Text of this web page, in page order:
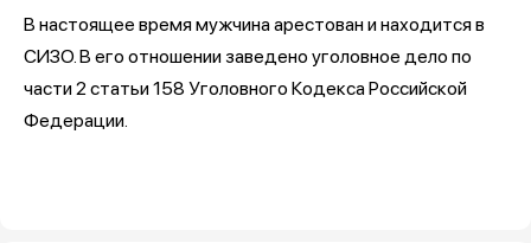
В настоящее время мужчина арестован и находится в
СИЗО. В его отношении заведено уголовное дело по
части 2 статьи 158 Уголовного Кодекса Российской
Федерации.